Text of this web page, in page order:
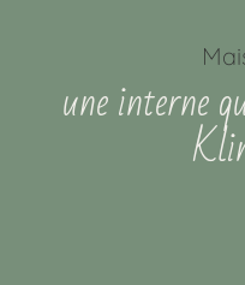
une interne